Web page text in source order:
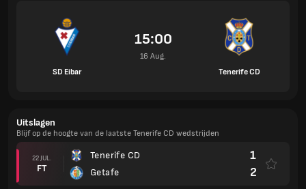
SD Eibar
15:00
16 Aug.
Tenerife CD
Uitslagen
Blijf op de hoogte van de laatste Tenerife CD wedstrijden
22 JUL.
FT
Tenerife CD
Getafe
1
2